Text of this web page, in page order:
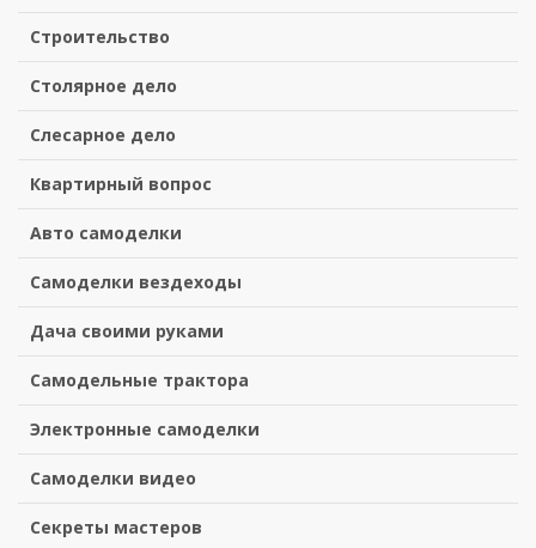
Строительство
Столярное дело
Слесарное дело
Квартирный вопрос
Авто самоделки
Самоделки вездеходы
Дача своими руками
Самодельные трактора
Электронные самоделки
Самоделки видео
Секреты мастеров